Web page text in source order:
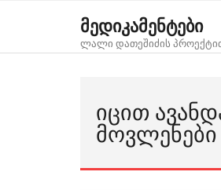
მედიკამენტები
ლალი დათეშიძის
ᲘᲪᲘᲗ
ᲛᲝᲕᲚᲔᲜᲔᲑᲘ